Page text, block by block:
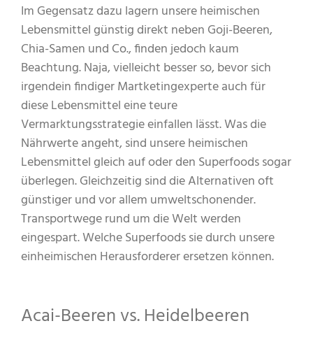
Im Gegensatz dazu lagern unsere heimischen
Lebensmittel günstig direkt neben Goji-Beeren,
Chia-Samen und Co., finden jedoch kaum
Beachtung. Naja, vielleicht besser so, bevor sich
irgendein findiger Martketingexperte auch für
diese Lebensmittel eine teure
Vermarktungsstrategie einfallen lässt. Was die
Nährwerte angeht, sind unsere heimischen
Lebensmittel gleich auf oder den Superfoods sogar
überlegen. Gleichzeitig sind die Alternativen oft
günstiger und vor allem umweltschonender.
Transportwege rund um die Welt werden
eingespart. Welche Superfoods sie durch unsere
einheimischen Herausforderer ersetzen können.
Acai-Beeren vs. Heidelbeeren